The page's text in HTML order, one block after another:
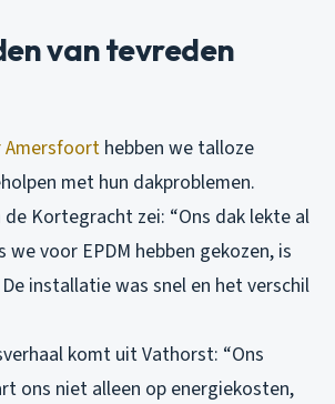
van tevreden
Amersfoort hebben we talloze
met hun dakproblemen.
de Kortegracht zei: “Ons dak lekte al
we voor EPDM hebben gekozen, is
installatie was snel en het verschil
komt uit Vathorst: “Ons
ons niet alleen op energiekosten,